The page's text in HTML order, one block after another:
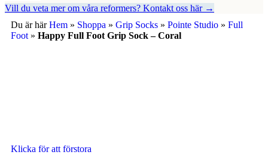
Vill du veta mer om våra reformers? Kontakt oss här →
Du är härHem » Shoppa » Grip Socks » Pointe Studio » Full
Foot » Happy Full Foot Grip Sock – Coral
Klicka för att förstora